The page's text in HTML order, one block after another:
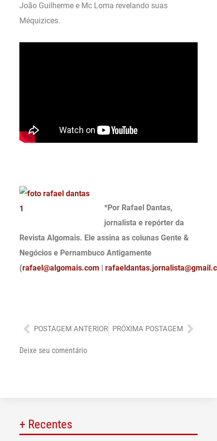
João Guilherme e Mc Loma revelando suas
Méquizices.
*Por Rafael Dantas,
jornalista e repórter da
Revista Algomais. Ele assina as colunas Gente &
Negócios e Pernambuco Antigamente
(rafael@algomais.com |
Anterior
POSTAGEM ANTERIOR PRÓXIMA POSTAGEM
Deixe seu comentário
+ Recentes